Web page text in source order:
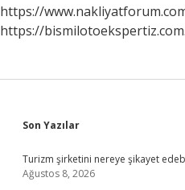
https://
https://
Sidebar
Son Yazılar
Turizm şirketini nereye şikayet
Ağustos 8, 2026